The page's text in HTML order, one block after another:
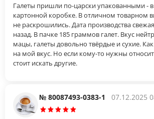
Галеты пришли по-царски упакованными -
картонной коробке. В отличном товарном
не раскрошились. Дата производства
назад. В пачке 185 граммов галет. Вкус
мацы, галеты довольно твёрдые и сухие.
на мой вкус. Но если кому-то нужны
стоит искать другие.
№ 80087493-0383-1 07.12.2025